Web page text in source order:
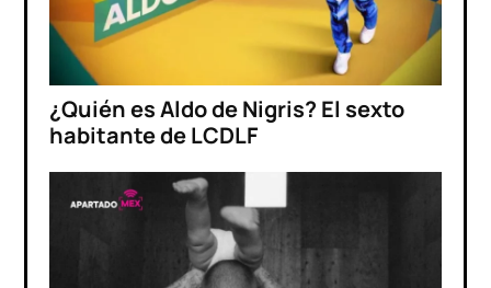
¿Quién es Aldo de Nigris? El sexto
habitante de LCDLF